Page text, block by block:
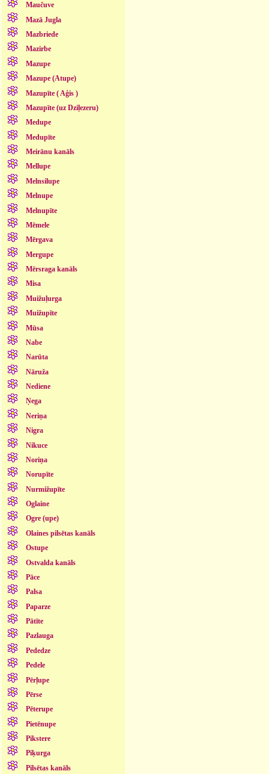
Maučuve
Mazā Jugla
Mazbriede
Mazirbe
Mazupe
Mazupe (Atupe)
Mazupīte ( Aģis )
Mazupīte (uz Dziļezeru)
Medupe
Medupīte
Meirānu kanāls
Mellupe
Melnsilupe
Melnupe
Melnupīte
Mēmele
Mērgava
Mergupe
Mērsraga kanāls
Misa
Muižuļurga
Muižupīte
Mūsa
Nabe
Narūta
Nāruža
Nediene
Ņega
Neriņa
Nigra
Nikuce
Noriņa
Norupīte
Nurmižupīte
Oglaine
Ogre (upe)
Olaines pilsētas kanāls
Ostupe
Ostvalda kanāls
Pāce
Palsa
Paparze
Pātīte
Pazlauga
Pededze
Pedele
Pērļupe
Pērse
Pēterupe
Pietēnupe
Pikstere
Piķurga
Pilsētas kanāls